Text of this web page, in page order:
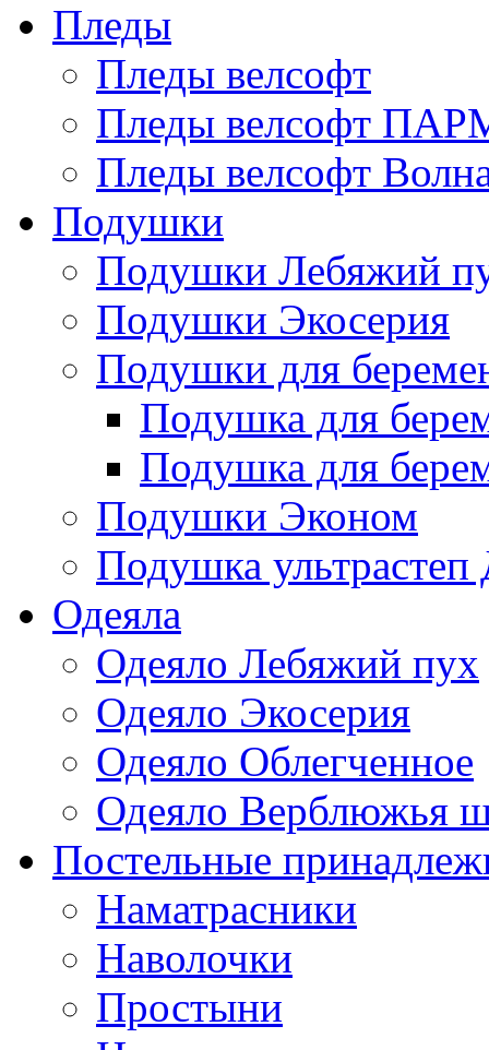
Пледы
Пледы велсофт
Пледы велсофт
Пледы велсофт
Подушки
Подушки Лебяжий
Подушки Экосерия
Подушки для
Подушка для
Подушка для
Подушки Эконом
Подушка ультрастеп
Одеяла
Одеяло Лебяжий пух
Одеяло Экосерия
Одеяло Облегченное
Одеяло Верблюжья
Постельные
Наматрасники
Наволочки
Простыни